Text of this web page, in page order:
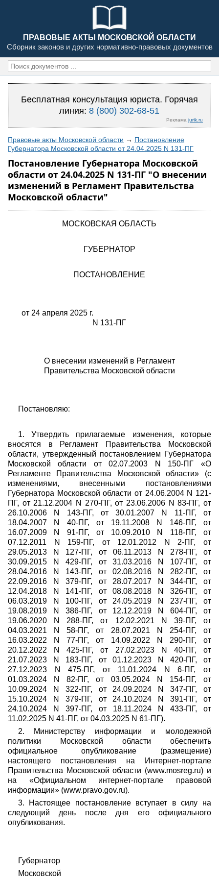
ПРАВОВЫЕ АКТЫ МОСКОВСКОЙ ОБЛАСТИ
Сборник законов и других нормативно-правовых документов
Бесплатная консультация юриста. Горячая
линия:8 (800) 302-68-51
Реклама jurik.ru
Правовые акты Московской области → Постановление
Губернатора Московской области от 24.04.2025 N 131-ПГ
Постановление Губернатора Московской
области от 24.04.2025 N 131-ПГ "О внесении
изменений в Регламент Правительства
Московской области"
МОСКОВСКАЯ ОБЛАСТЬ
ГУБЕРНАТОР
ПОСТАНОВЛЕНИЕ
от 24 апреля 2025 г.
N 131-ПГ
О внесении изменений в Регламент
Правительства Московской области
Постановляю:
1. Утвердить прилагаемые изменения, которые
вносятся в Регламент Правительства Московской
области, утвержденный постановлением Губернатора
Московской области от 02.07.2003 N 150-ПГ «О
Регламенте Правительства Московской области» (с
изменениями, внесенными постановлениями
Губернатора Московской области от 24.06.2004 N 121-
ПГ, от 21.12.2004 N 270-ПГ, от 23.06.2006 N 83-ПГ, от
26.10.2006 N 143-ПГ, от 30.01.2007 N 11-ПГ, от
18.04.2007 N 40-ПГ, от 19.11.2008 N 146-ПГ, от
16.07.2009 N 91-ПГ, от 10.09.2010 N 118-ПГ, от
07.12.2011 N 159-ПГ, от 12.01.2012 N 2-ПГ, от
29.05.2013 N 127-ПГ, от 06.11.2013 N 278-ПГ, от
30.09.2015 N 429-ПГ, от 31.03.2016 N 107-ПГ, от
28.04.2016 N 143-ПГ, от 02.08.2016 N 282-ПГ, от
22.09.2016 N 379-ПГ, от 28.07.2017 N 344-ПГ, от
12.04.2018 N 141-ПГ, от 08.08.2018 N 326-ПГ, от
06.03.2019 N 100-ПГ, от 24.05.2019 N 237-ПГ, от
19.08.2019 N 386-ПГ, от 12.12.2019 N 604-ПГ, от
19.06.2020 N 288-ПГ, от 12.02.2021 N 39-ПГ, от
04.03.2021 N 58-ПГ, от 28.07.2021 N 254-ПГ, от
16.03.2022 N 77-ПГ, от 14.09.2022 N 290-ПГ, от
20.12.2022 N 425-ПГ, от 27.02.2023 N 40-ПГ, от
21.07.2023 N 183-ПГ, от 01.12.2023 N 420-ПГ, от
27.12.2023 N 475-ПГ, от 11.01.2024 N 6-ПГ, от
01.03.2024 N 82-ПГ, от 03.05.2024 N 154-ПГ, от
10.09.2024 N 322-ПГ, от 24.09.2024 N 347-ПГ, от
15.10.2024 N 379-ПГ, от 24.10.2024 N 391-ПГ, от
24.10.2024 N 397-ПГ, от 18.11.2024 N 433-ПГ, от
11.02.2025 N 41-ПГ, от 04.03.2025 N 61-ПГ).
2. Министерству информации и молодежной
политики Московской области обеспечить
официальное опубликование (размещение)
настоящего постановления на Интернет-портале
Правительства Московской области (www.mosreg.ru) и
на «Официальном интернет-портале правовой
информации» (www.pravo.gov.ru).
3. Настоящее постановление вступает в силу на
следующий день после дня его официального
опубликования.
Губернатор
Московской